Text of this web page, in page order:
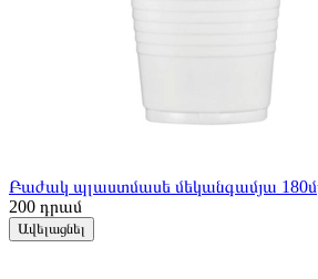
Բաժակ պլաստմասե մեկանգամյա
200 դրամ
Ավելացնել